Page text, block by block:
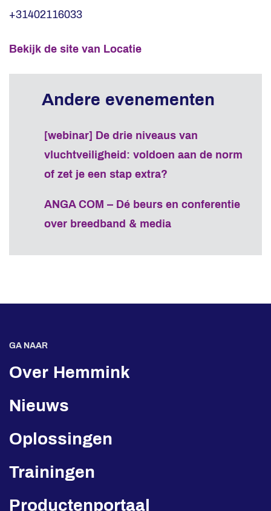
+31402116033
Bekijk de site van Locatie
[webinar] De drie niveaus van
vluchtveiligheid: voldoen aan de norm
of zet je een stap extra?
ANGA COM – Dé beurs en conferentie
over breedband & media
GA NAAR
Over Hemmink
Nieuws
Oplossingen
Trainingen
Productenportaal